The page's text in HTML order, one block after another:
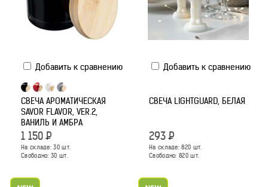
Добавить к сравнению
СВЕЧА АРОМАТИЧЕСКАЯ
SAVOR FLAVOR, VER.2,
ВАНИЛЬ И АМБРА
1 150 Р
На складе:30шт.
Свободно: 30 шт.
Добавить к сравнению
СВЕЧА LIGHTGUARD, БЕЛАЯ
293 Р
На складе:820 шт.
Свободно: 820шт.